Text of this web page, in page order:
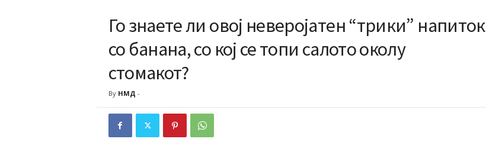
Го знаете ли овој неверојатен “трики” напиток
со банана, со кој се топи салото околу
стомакот?
By НМД -